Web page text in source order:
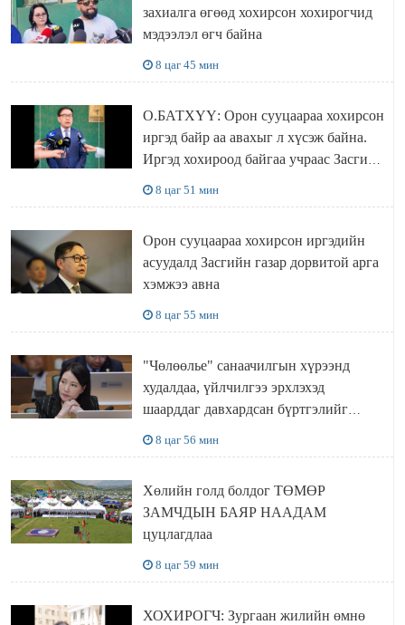
захиалга өгөөд хохирсон хохирогчид
мэдээлэл өгч байна
8 цаг 45 мин
О.БАТХҮҮ: Орон сууцаараа хохирсон
иргэд байр аа авахыг л хүсэж байна.
Иргэд хохироод байгаа учраас Засгийн
8 цаг 51 мин
Орон сууцаараа хохирсон иргэдийн
асуудалд Засгийн газар дорвитой арга
хэмжээ авна
8 цаг 55 мин
"Чөлөөлье" санаачилгын хүрээнд
худалдаа, үйлчилгээ эрхлэхэд
шаарддаг давхардсан бүртгэлийг
8 цаг 56 мин
Хөлийн голд болдог ТӨМӨР
ЗАМЧДЫН БАЯР НААДАМ
цуцлагдлаа
8 цаг 59 мин
ХОХИРОГЧ: Зургаан жилийн өмнө